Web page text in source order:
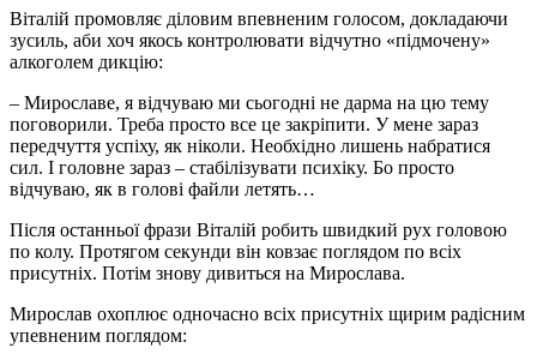
Віталій промовляє діловим впевненим голосом, докладаючи
зусиль, аби хоч якось контролювати відчутно «підмочену»
алкоголем дикцію:
– Мирославе, я відчуваю ми сьогодні не дарма на цю тему
поговорили. Треба просто все це закріпити. У мене зараз
передчуття успіху, як ніколи. Необхідно лишень набратися
сил. І головне зараз – стабілізувати психіку. Бо просто
відчуваю, як в голові файли летять…
Після останньої фрази Віталій робить швидкий рух головою
по колу. Протягом секунди він ковзає поглядом по всіх
присутніх. Потім знову дивиться на Мирослава.
Мирослав охоплює одночасно всіх присутніх щирим радісним
упевненим поглядом: